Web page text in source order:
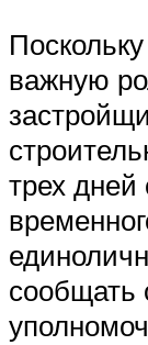
важную
трех
сообщать